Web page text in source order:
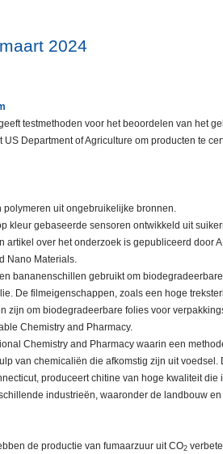
2024
testmethoden voor het beoordelen van het
Department of Agriculture om producten te
polymeren uit ongebruikelijke bronnen.
kleur gebaseerde sensoren ontwikkeld uit
over het onderzoek is gepubliceerd door
Nano Materials.
bananenschillen gebruikt om
De filmeigenschappen, zoals een hoge
zijn om biodegradeerbare folies voor
Chemistry and Pharmacy.
Chemistry and Pharmacy waarin een
van chemicaliën die afkomstig zijn uit voedsel.
produceert chitine van hoge kwaliteit die
industrieën, waaronder de landbouw
de productie van fumaarzuur uit CO2